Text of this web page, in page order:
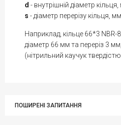
d - внутрішній діаметр
s - діаметр перерізу кільця, мм.
Наприклад, кільце 66*3 NBR-
діаметр 66 мм та переріз 3
(нітрильний каучук
ПОШИРЕНІ ЗАПИТАННЯ